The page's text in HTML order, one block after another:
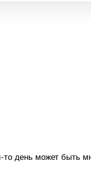
то день может быть